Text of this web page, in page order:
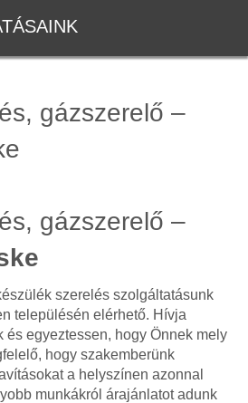
gázszerelő –
gázszerelő –
szerelés szolgáltatásunk
településén elérhető. Hívja
és egyeztessen, hogy Önnek mely
hogy szakemberünk
a helyszínen azonnal
munkákról árajánlatot adunk